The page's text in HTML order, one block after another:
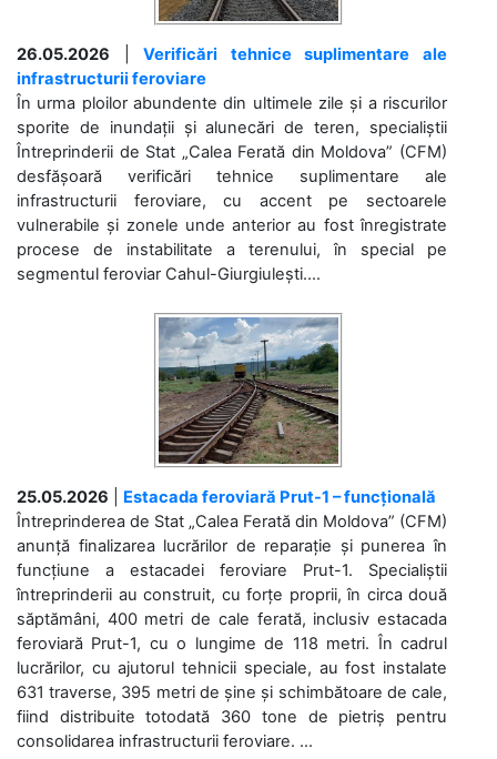
26.05.2026 |Verificări tehnice suplimentare ale
infrastructurii feroviare
În urma ploilor abundente din ultimele zile și a riscurilor
sporite de inundații și alunecări de teren, specialiștii
Întreprinderii de Stat „Calea Ferată din Moldova” (CFM)
desfășoară verificări tehnice suplimentare ale
infrastructurii feroviare, cu accent pe sectoarele
vulnerabile și zonele unde anterior au fost înregistrate
procese de instabilitate a terenului, în special pe
segmentul feroviar Cahul-Giurgiulești....
25.05.2026
Estacada feroviară Prut-1 – funcțională
Întreprinderea de Stat „Calea Ferată din Moldova” (CFM)
anunță finalizarea lucrărilor de reparație și punerea în
funcțiune a estacadei feroviare Prut-1. Specialiștii
întreprinderii au construit, cu forțe proprii, în circa două
săptămâni, 400 metri de cale ferată, inclusiv estacada
feroviară Prut-1, cu o lungime de 118 metri. În cadrul
lucrărilor, cu ajutorul tehnicii speciale, au fost instalate
631 traverse, 395 metri de șine și schimbătoare de cale,
fiind distribuite totodată 360 tone de pietriș pentru
consolidarea infrastructurii feroviare. ...